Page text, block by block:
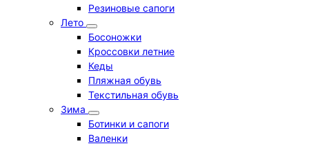
Резиновые сапоги
Лето
Босоножки
Кроссовки летние
Кеды
Пляжная обувь
Текстильная обувь
Зима
Ботинки и сапоги
Валенки